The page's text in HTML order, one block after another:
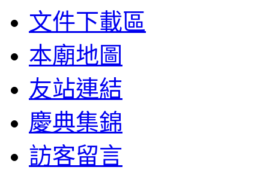
文件下載區
本廟地圖
友站連結
慶典集錦
訪客留言